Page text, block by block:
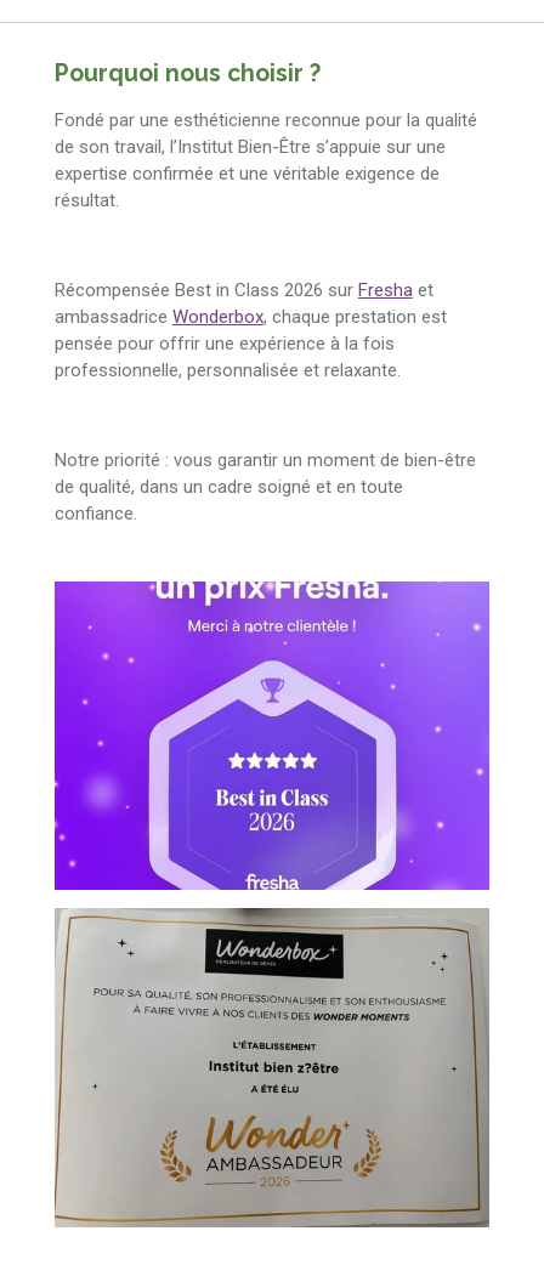
Pourquoi nous choisir ?
Fondé par une esthéticienne reconnue pour la qualité
de son travail, l’Institut Bien-Être s’appuie sur une
expertise confirmée et une véritable exigence de
résultat.
Récompensée Best in Class 2026 sur Freshaet
ambassadrice Wonderbox, chaque prestation est
pensée pour offrir une expérience à la fois
professionnelle, personnalisée et relaxante.
Notre priorité : vous garantir un moment de bien-être
de qualité, dans un cadre soigné et en toute
confiance.